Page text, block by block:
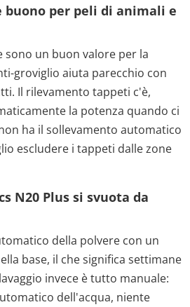
buono per peli di animali e
sono un buon valore per la
groviglio aiuta parecchio con
Il rilevamento tappeti c'è,
la potenza quando ci
ha il sollevamento automatico
escludere i tappeti dalle zone
N20 Plus si svuota da
della polvere con un
base, il che significa settimane
invece è tutto manuale:
dell'acqua, niente